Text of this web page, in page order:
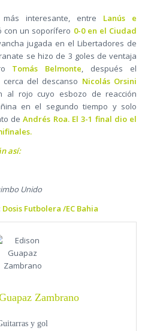
interesante, entre Lanús e
con un soporífero 0-0 en el Ciudad
jugada en el Libertadores de
se hizo de 3 goles de ventaja
Tomás Belmonte, después el
cerca del descanso Nicolás Orsini
al rojo cuyo esbozo de reacción
en el segundo tiempo y solo
deAndrés Roa. El 3-1 final dio el
así:
Unido
Dosis Futbolera /EC Bahia
Zambrano
y gol